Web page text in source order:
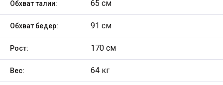
Обхват талии: 65 см
Обхват бедер: 91 см
Рост: 170 см
Вес: 64 кг